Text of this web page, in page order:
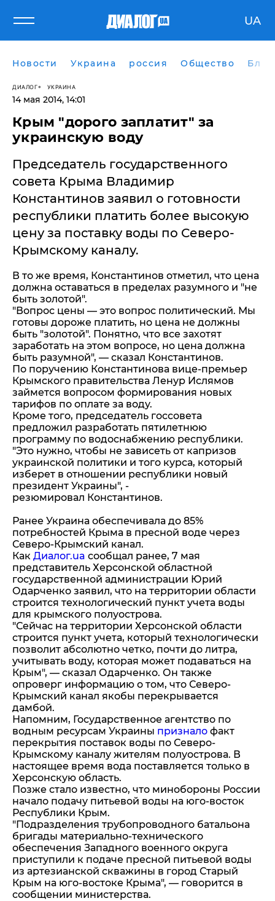
UA
Новости Украина россия Общество
ДИАЛОГ УКРАИНА
14 мая 2014, 14:01
Крым "дорого заплатит" за
украинскую воду
​Председатель государственного
совета Крыма Владимир
Константинов заявил о готовности
республики платить более высокую
цену за поставку воды по Северо-
Крымскому каналу.
В то же время, Константинов отметил, что цена
должна оставаться в пределах разумного и "не
быть золотой".
"Вопрос цены — это вопрос политический. Мы
готовы дороже платить, но цена не должны
быть "золотой". Понятно, что все захотят
заработать на этом вопросе, но цена должна
быть разумной", — сказал Константинов.
По поручению Константинова вице-премьер
Крымского правительства Ленур Ислямов
займется вопросом формирования новых
тарифов по оплате за воду.
Кроме того, председатель госсовета
предложил разработать пятилетнюю
программу по водоснабжению республики.
"Это нужно, чтобы не зависеть от капризов
украинской политики и того курса, который
изберет в отношении республики новый
президент Украины", -
резюмировал Константинов.
Ранее Украина обеспечивала до 85%
потребностей Крыма в пресной воде через
Северо-Крымский канал.
Как Диалог.ua сообщал ранее, 7 мая
представитель Херсонской областной
государственной администрации Юрий
Одарченко заявил, что на территории области
строится технологический пункт учета воды
для крымского полуострова.
"Сейчас на территории Херсонской области
строится пункт учета, который технологически
позволит абсолютно четко, почти до литра,
учитывать воду, которая может подаваться на
Крым", — сказал Одарченко. Он также
опроверг информацию о том, что Северо-
Крымский канал якобы перекрывается
дамбой.
Напомним, Государственное агентство по
водным ресурсам Украины признало факт
перекрытия поставок воды по Северо-
Крымскому каналу жителям полуострова. В
настоящее время вода поставляется только в
Херсонскую область.
Позже стало известно, что минобороны России
начало подачу питьевой воды на юго-восток
Республики Крым.
"Подразделения трубопроводного батальона
бригады материально-технического
обеспечения Западного военного округа
приступили к подаче пресной питьевой воды
из артезианской скважины в город Старый
Крым на юго-востоке Крыма", — говорится в
сообщении министерства.